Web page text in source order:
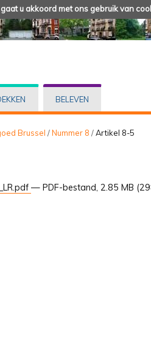
u akkoord met ons gebruik van
BELEVEN
Brussel /Nummer 8 /Artikel 8-5
— PDF-bestand, 2.85 MB